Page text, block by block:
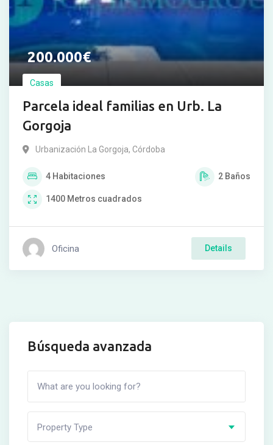
200.000€
Casas
Parcela ideal familias en Urb. La
Gorgoja
Urbanización La Gorgoja, Córdoba
4 Habitaciones 2 Baños
1400 Metros cuadrados
Oficina Details
Búsqueda avanzada
Property Type